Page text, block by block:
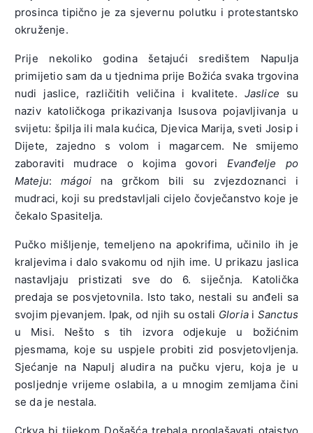
prosinca tipično je za sjevernu polutku i protestantsko
okruženje.
Prije nekoliko godina šetajući središtem Napulja
primijetio sam da u tjednima prije Božića svaka trgovina
nudi jaslice, različitih veličina i kvalitete. Jaslice su
naziv katoličkoga prikazivanja Isusova pojavljivanja u
svijetu: špilja ili mala kućica, Djevica Marija, sveti Josip i
Dijete, zajedno s volom i magarcem. Ne smijemo
zaboraviti mudrace o kojima govori Evanđelje po
Mateju:mágoi na grčkom bili su zvjezdoznanci i
mudraci, koji su predstavljali cijelo čovječanstvo koje je
čekalo Spasitelja.
Pučko mišljenje, temeljeno na apokrifima, učinilo ih je
kraljevima i dalo svakomu od njih ime. U prikazu jaslica
nastavljaju pristizati sve do 6. siječnja. Katolička
predaja se posvjetovnila. Isto tako, nestali su anđeli sa
svojim pjevanjem. Ipak, od njih su ostali Gloria i Sanctus
u Misi. Nešto s tih izvora odjekuje u božićnim
pjesmama, koje su uspjele probiti zid posvjetovljenja.
Sjećanje na Napulj aludira na pučku vjeru, koja je u
posljednje vrijeme oslabila, a u mnogim zemljama čini
se da je nestala.